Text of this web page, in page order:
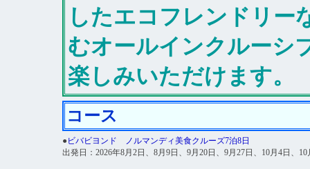
したエコフレンドリー
むオールインクルーシ
楽しみいただけます。
コース
●ビバビヨンド ノルマンディ美食クルーズ7泊8日
出発日：2026年8月2日、8月9日、9月20日、9月27日、10月4日、10